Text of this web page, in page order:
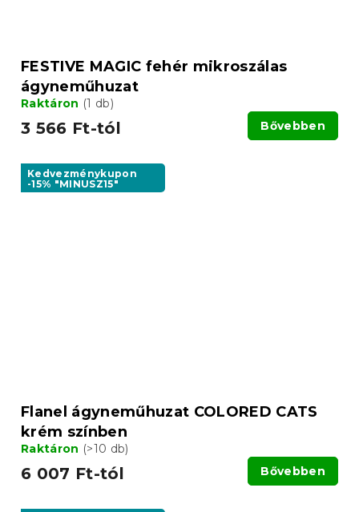
FESTIVE MAGIC fehér mikroszálas
ágyneműhuzat
Raktáron (1 db)
3 566 Ft-tól Bővebben
Kedvezménykupon
-15% "MINUSZ15"
Flanel ágyneműhuzat COLORED CATS
krém színben
Raktáron (>10 db)
6 007 Ft-tól Bővebben